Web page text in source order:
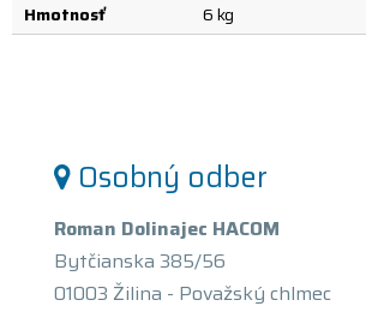
Hmotnosť
6 kg
Osobný odber
Roman Dolinajec HACOM
Bytčianska 385/56
01003 Žilina - Považský chlmec